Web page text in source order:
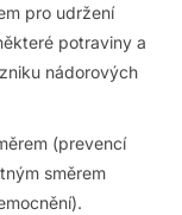
pro udržení
potraviny a
nádorových
(prevencí
směrem